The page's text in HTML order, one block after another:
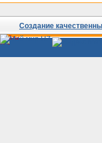
Создание
Сайты
Узбекистана